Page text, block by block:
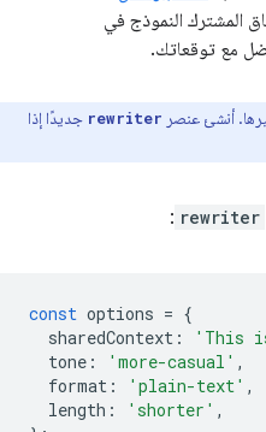
النموذج في
توقعاتك.
أنشئ عنصرrewriterجديدًا إذا
:
const options
sharedContext :
tone : 'more-casual'
format : 'plain-text'
length : 'shorter'